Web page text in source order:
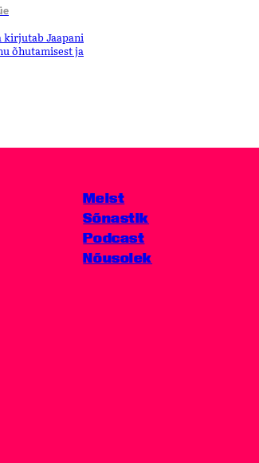
kirjutab Jaapani
õhutamisest ja
Meist
Sõnastik
Podcast
Nõusolek